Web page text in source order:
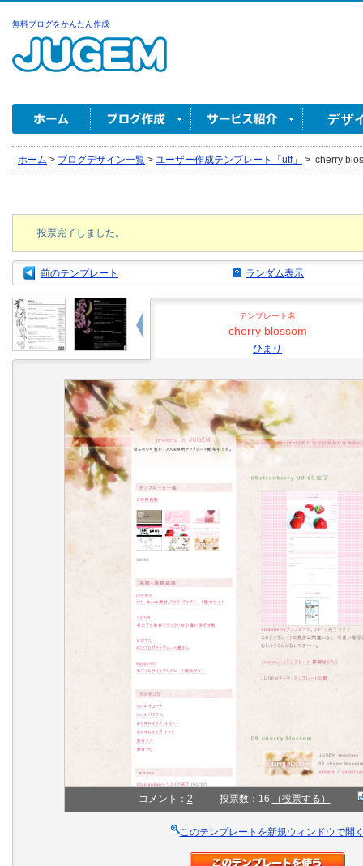
無料ブログをかんたん作成
ホーム > ブログデザイン一覧 > ユーザー作成テンプレート「utf」 > cherry
投票完了しました。
前のテンプレート ランダム表示
テンプレート名
cherry blossom
ひまり
コメント： 2 投票数：16 （投票する）
このテンプレートを新規ウィンドウで開